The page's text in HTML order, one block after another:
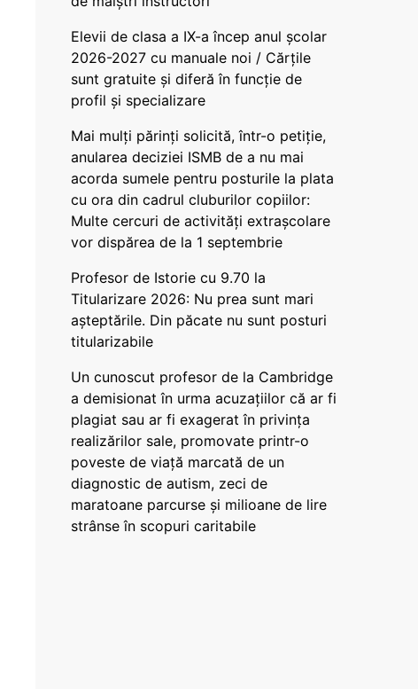
Elevii de clasa a IX-a încep anul școlar
2026-2027 cu manuale noi / Cărțile
sunt gratuite și diferă în funcție de
profil și specializare
Mai mulți părinți solicită, într-o petiție,
anularea deciziei ISMB de a nu mai
acorda sumele pentru posturile la plata
cu ora din cadrul cluburilor copiilor:
Multe cercuri de activități extrașcolare
vor dispărea de la 1 septembrie
Profesor de Istorie cu 9.70 la
Titularizare 2026: Nu prea sunt mari
așteptările. Din păcate nu sunt posturi
titularizabile
Un cunoscut profesor de la Cambridge
a demisionat în urma acuzațiilor că ar fi
plagiat sau ar fi exagerat în privința
realizărilor sale, promovate printr-o
poveste de viață marcată de un
diagnostic de autism, zeci de
maratoane parcurse și milioane de lire
strânse în scopuri caritabile